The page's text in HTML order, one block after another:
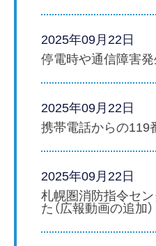
2025年09月22日
停電時や通信障害
2025年09月22日
携帯電話からの119
2025年09月22日
札幌圏消防指令セ
た（広報動画の追加）